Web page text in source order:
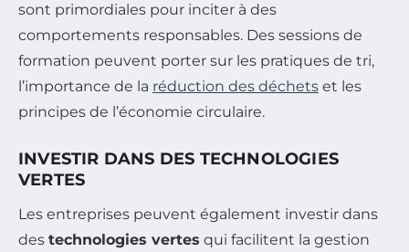
sont primordiales pour inciter à des
comportements responsables. Des sessions de
formation peuvent porter sur les pratiques de tri,
l’importance de la réduction des déchets et les
principes de l’économie circulaire.
INVESTIR DANS DES TECHNOLOGIES
VERTES
Les entreprises peuvent également investir dans
des technologies vertes qui facilitent la gestion